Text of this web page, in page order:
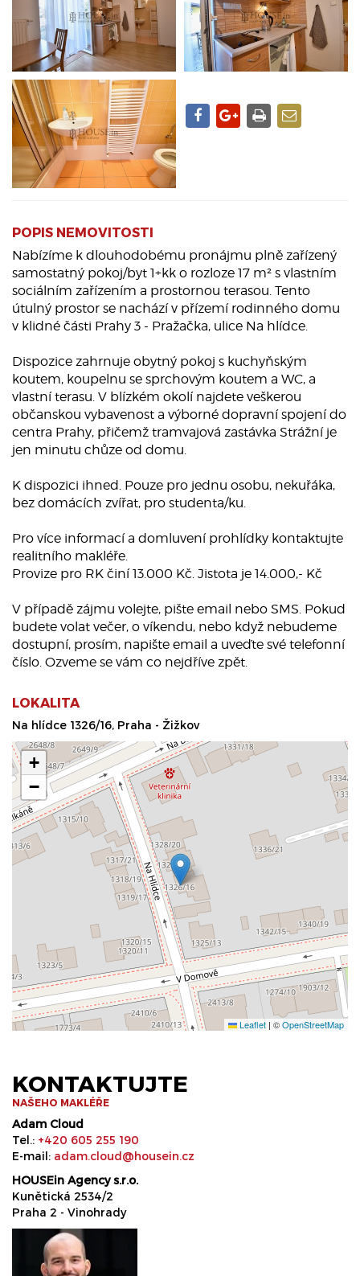
POPIS NEMOVITOSTI
Nabízíme k dlouhodobému pronájmu plně zařízený
samostatný pokoj/byt 1+kk o rozloze 17 m² s vlastním
sociálním zařízením a prostornou terasou. Tento
útulný prostor se nachází v přízemí rodinného domu
v klidné části Prahy 3 - Pražačka, ulice Na hlídce.
Dispozice zahrnuje obytný pokoj s kuchyňským
koutem, koupelnu se sprchovým koutem a WC, a
vlastní terasu. V blízkém okolí najdete veškerou
občanskou vybavenost a výborné dopravní spojení do
centra Prahy, přičemž tramvajová zastávka Strážní je
jen minutu chůze od domu.
K dispozici ihned. Pouze pro jednu osobu, nekuřáka,
bez domácích zvířat, pro studenta/ku.
Pro více informací a domluvení prohlídky kontaktujte
realitního makléře.
Provize pro RK činí 13.000 Kč. Jistota je 14.000,- Kč
V případě zájmu volejte, pište email nebo SMS. Pokud
budete volat večer, o víkendu, nebo když nebudeme
dostupní, prosím, napište email a uveďte své telefonní
číslo. Ozveme se vám co nejdříve zpět.
LOKALITA
Na hlídce 1326/16, Praha - Žižkov
+
−
Leaflet | ©OpenStreetMap
KONTAKTUJTE
NAŠEHO MAKLÉŘE
Adam Cloud
Tel.: +420 605 255 190
E-mail: adam.cloud@housein.cz
HOUSEin Agency s.r.o.
Kunětická 2534/2
Praha 2 - Vinohrady